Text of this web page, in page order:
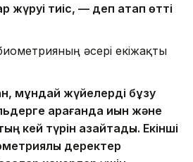
жүруі тиіс, — деп атап өтті
әсері екіжақты
мұндай жүйелерді бұзу
қарағанда қиын және
кей түрін азайтады. Екінші
деректер